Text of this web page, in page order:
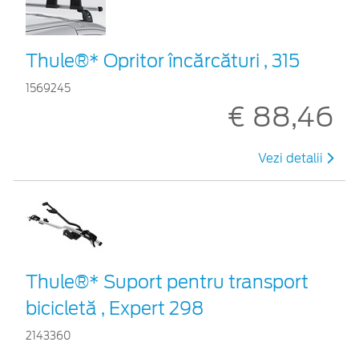
Thule®* Opritor încărcături , 315
1569245
€ 88,46
Vezi detalii
Thule®* Suport pentru transport
bicicletă , Expert 298
2143360